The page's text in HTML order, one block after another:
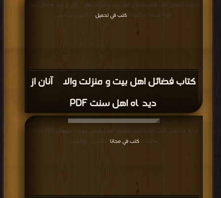
كتاب فضائل اهل بیت و منزلت والای آنان از
دیدگاه اهل سنت PDF
قراءة و تحميل كتاب كتاب فضائل اهل بیت و منزلت والای آنان از دیدگاه اهل سنت
PDF مجانا | مكتبة >
كتب في تحميل | التحميل : مرة/مرات
قراءة و تحميل كتاب كتاب غایب همیشه غایب بررسی مهدی شیعیان PDF مجانا |
مكتبة >كتب في مجانا | التحميل : مرة/مرات